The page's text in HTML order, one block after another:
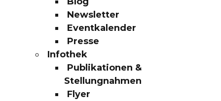
Newsletter
Eventkalender
Presse
Infothek
Publikationen &
Stellungnahmen
Flyer